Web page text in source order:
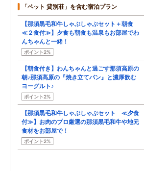
「ペット 貸別荘」を含む宿泊プラン
【那須黒毛和牛しゃぶしゃぶセット＋朝食
≪２食付≫】夕食も朝食も温泉もお部屋でわ
んちゃんと一緒！
ポイント2%
【朝食付き】わんちゃんと過ごす那須高原の
朝♪那須高原の『焼き立てパン』と濃厚飲む
ヨーグルト♪
ポイント2%
【那須黒毛和牛しゃぶしゃぶセット ≪夕食
付≫】お肉のプロ厳選の那須黒毛和牛や地元
食材をお部屋で！
ポイント2%